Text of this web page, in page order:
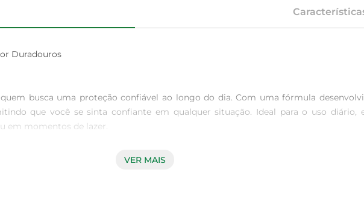
Duradouros
busca uma proteção confiável ao longo do dia. Com uma fórmula
que você se sinta confiante em qualquer situação. Ideal para o uso diário,
em momentos de lazer.
VER MAIS